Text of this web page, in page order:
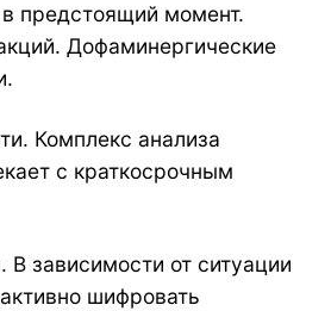
предстоящий момент.
Дофаминергические
Комплекс анализа
с краткосрочным
зависимости от ситуации
шифровать